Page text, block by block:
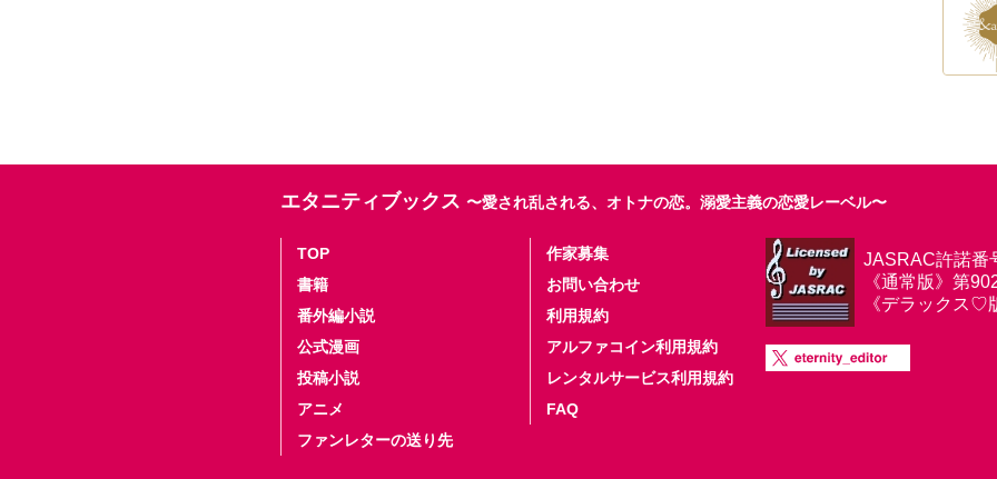
エタニティブックス 〜愛され乱される、オトナの恋。溺愛主義の恋愛レーベル〜
TOP
書籍
番外編小説
公式漫画
投稿小説
アニメ
ファンレターの送り先
作家募集
お問い合わせ
利用規約
アルファコイン利用規約
レンタルサービス利用規約
FAQ
JASRAC許諾番
《通常版》第
《デラックス♡